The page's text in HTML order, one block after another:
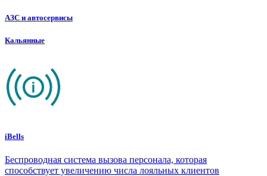
АЗС и автосервисы
Кальянные
iBells
Беспроводная система вызова персонала, которая
способствует увеличению числа лояльных клиентов